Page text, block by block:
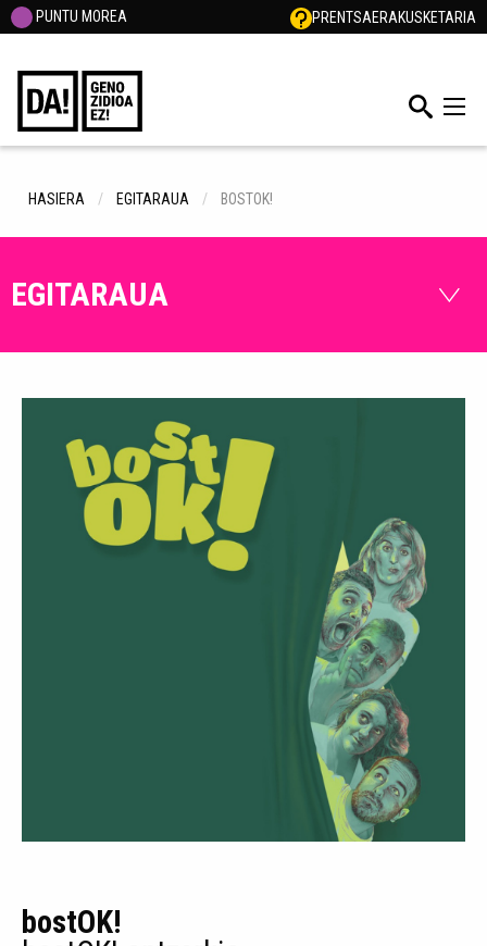
PUNTU MOREA PRENTSAERAKUSKETARIA
HASIERA EGITARAUA BOSTOK!
EGITARAUA
bostOK!